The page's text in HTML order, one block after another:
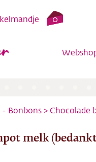
0
- Bonbons > Chocolade
melk